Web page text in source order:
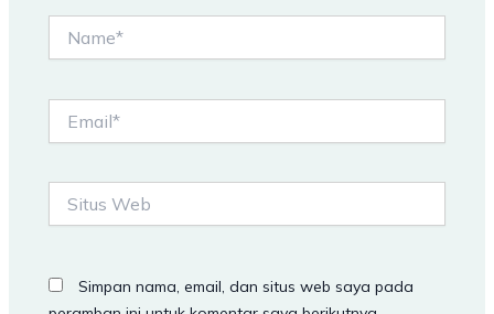
Web
Simpan nama, email, dan situs web saya pada